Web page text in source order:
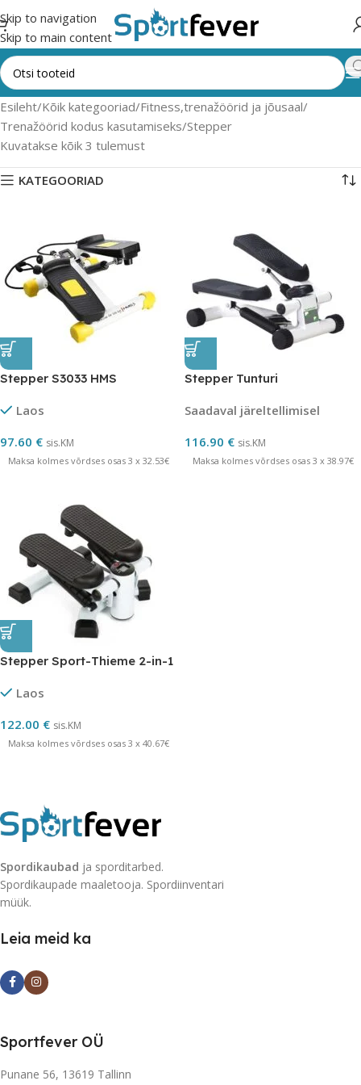
Skip to navigation
Skip to main content
Esileht Kõik kategooriad Fitness,trenažöörid ja jõusaal
Trenažöörid kodus kasutamiseks Stepper
Kuvatakse kõik 3 tulemust
KATEGOORIAD
Stepper S3033 HMS
Laos
97.60 € sis.KM
Maksa kolmes võrdses osas 3 x 32.53€
Stepper Tunturi
Saadaval järeltellimisel
116.90 € sis.KM
Maksa kolmes võrdses osas 3 x 38.97€
Stepper Sport-Thieme 2-in-1
Laos
122.00 € sis.KM
Maksa kolmes võrdses osas 3 x 40.67€
Spordikaubad ja sporditarbed.
Spordikaupade maaletooja. Spordiinventari
müük.
Leia meid ka
Sportfever OÜ
Punane 56, 13619 Tallinn